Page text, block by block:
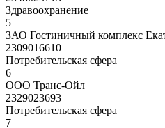
Здравоохранение
5
ЗАО Гостиничный комплекс
2309016610
Потребительская сфера
6
ООО Транс-Ойл
2329023693
Потребительская сфера
7